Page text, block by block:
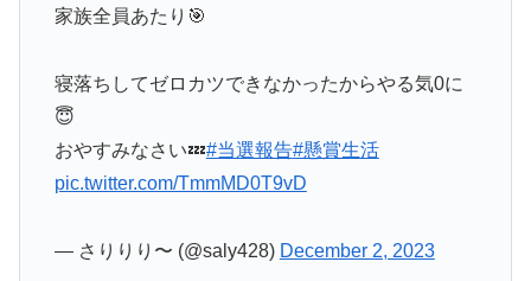
家族全員あたり🎯
寝落ちしてゼロカツできなかったからやる気0に
😇
おやすみなさい💤#当選報告#懸賞生活
pic.twitter.com/TmmMD0T9vD
— さりりり〜 (@saly428) December 2, 2023